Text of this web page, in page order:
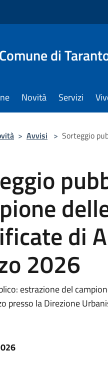
Comune di
Novità Servizi
> Avvisi > Sorteggio
di
2026
estrazione del
presso la Direzione